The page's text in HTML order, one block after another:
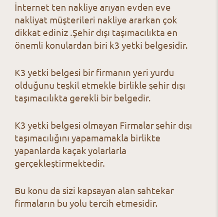
İnternet ten nakliye arıyan evden eve
nakliyat müşterileri nakliye ararkan çok
dikkat ediniz .Şehir dışı taşımacılıkta en
önemli konulardan biri k3 yetki belgesidir.
K3 yetki belgesi bir firmanın yeri yurdu
olduğunu teşkil etmekle birlikle şehir dışı
taşımacılıkta gerekli bir belgedir.
K3 yetki belgesi olmayan Firmalar şehir dışı
taşımacılığını yapamamakla birlikte
yapanlarda kaçak yolarlarla
gerçekleştirmektedir.
Bu konu da sizi kapsayan alan sahtekar
firmaların bu yolu tercih etmesidir.